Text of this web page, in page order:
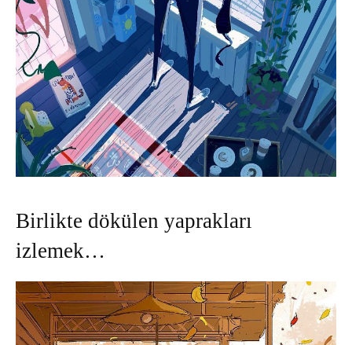
Birlikte dökülen yaprakları
izlemek…